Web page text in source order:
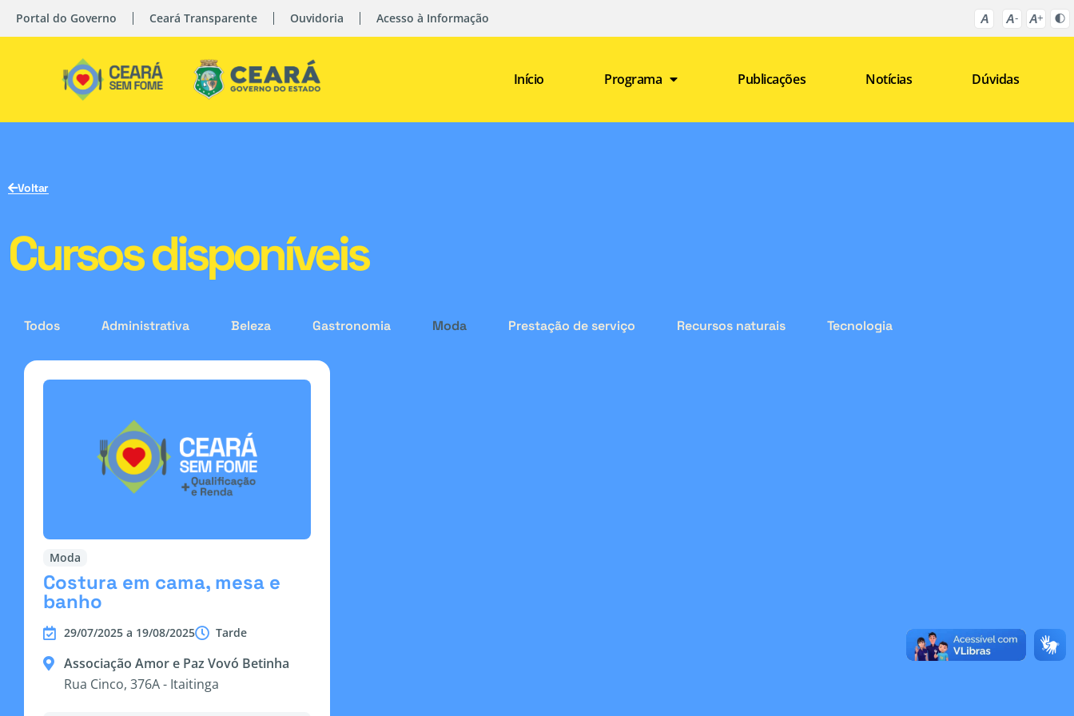
Portal do Governo Ceará Transparente Ouvidoria Acesso à Informação
Início Programa Publicações Notícias Dúvidas
Voltar
Cursos disponíveis
Todos Administrativa Beleza Gastronomia Moda Prestação de serviço Recursos naturais Tecnologia
Moda
Costura em cama, mesa e
banho
29/07/2025 a 19/08/2025 Tarde
Associação Amor e Paz Vovó Betinha
Rua Cinco, 376A - Itaitinga